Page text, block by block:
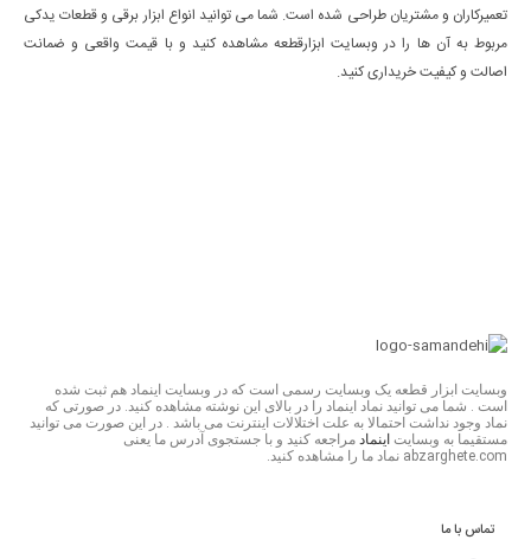
تعمیرکاران و مشتریان طراحی شده است. شما می توانید انواع ابزار برقی و قطعات یدکی
مربوط به آن ها را در وبسایت ابزارقطعه مشاهده کنید و با قیمت واقعی و ضمانت
اصالت و کیفیت خریداری کنید.
وبسایت ابزار قطعه یک وبسایت رسمی است که در وبسایت اینماد هم ثبت شده
است . شما می توانید نماد اینماد را در بالای این نوشته مشاهده کنید. در صورتی که
نماد وجود نداشت احتمالا به علت اختلالات اینترنت می باشد . در این صورت می توانید
مستقیما به وبسایت اینماد مراجعه کنید و با جستجوی آدرس ما یعنی
abzarghete.com نماد ما را مشاهده کنید.
تماس با ما